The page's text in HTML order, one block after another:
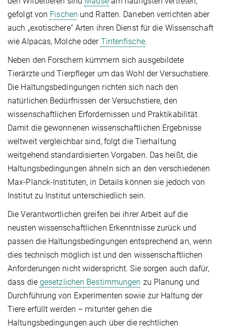
gefolgt von Fischen und Ratten. Daneben verrichten aber
auch „exotischere“ Arten ihren Dienst für die Wissenschaft
wie Alpacas, Molche oder Tintenfische.
Neben den Forschern kümmern sich ausgebildete
Tierärzte und Tierpfleger um das Wohl der Versuchstiere.
Die Haltungsbedingungen richten sich nach den
natürlichen Bedürfnissen der Versuchstiere, den
wissenschaftlichen Erfordernissen und Praktikabilität.
Damit die gewonnenen wissenschaftlichen Ergebnisse
weltweit vergleichbar sind, folgt die Tierhaltung
weitgehend standardisierten Vorgaben. Das heißt, die
Haltungsbedingungen ähneln sich an den verschiedenen
Max-Planck-Instituten, in Details können sie jedoch von
Institut zu Institut unterschiedlich sein.
Die Verantwortlichen greifen bei ihrer Arbeit auf die
neusten wissenschaftlichen Erkenntnisse zurück und
passen die Haltungsbedingungen entsprechend an, wenn
dies technisch möglich ist und den wissenschaftlichen
Anforderungen nicht widerspricht. Sie sorgen auch dafür,
dass die gesetzlichen Bestimmungen zu Planung und
Durchführung von Experimenten sowie zur Haltung der
Tiere erfüllt werden – mitunter gehen die
Haltungsbedingungen auch über die rechtlichen